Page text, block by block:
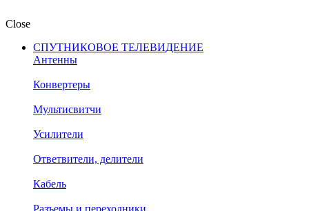
Close
СПУТНИКОВОЕ ТЕЛЕВИДЕНИЕ
Антенны
Конвертеры
Мультисвитчи
Усилители
Ответвители, делители
Кабель
Разъемы и переходники